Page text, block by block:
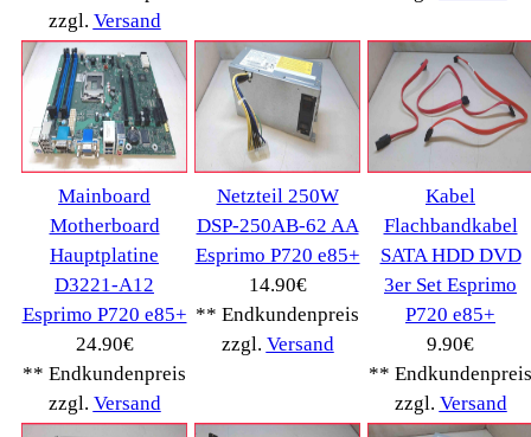
Fujitsu Siemens->(366)
E3510 P3510(14)
Esprimo E7935(62)
Esprimo P2520(105)
Futro S500/550 (21)
Primergy Econel 100(19)
Primergy Econel 50(21)
PRIMERGY TX150 S3(55)
Rack Konsole RC23
SCENIC(38)
Grafikkarten(136)
Hewlett Packard->(363)
Lancom->(18)
Mainboards(27)
Medion PC (22)
RM->(107)
Sony->(38)
WatchGuard->(7)